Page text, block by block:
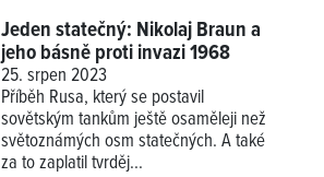
Jeden statečný: Nikolaj Braun a
jeho básně proti invazi 1968
25. srpen 2023
Příběh Rusa, který se postavil
sovětským tankům ještě osaměleji než
světoznámých osm statečných. A také
za to zaplatil tvrděj...